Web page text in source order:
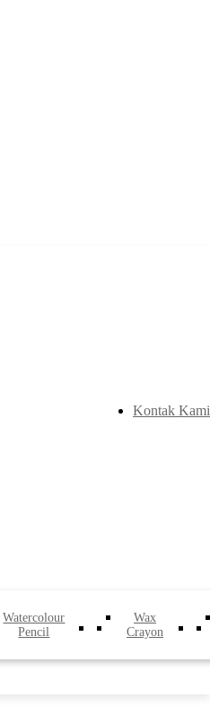
Kontak Kami
Watercolour
Pencil
Wax
Crayon